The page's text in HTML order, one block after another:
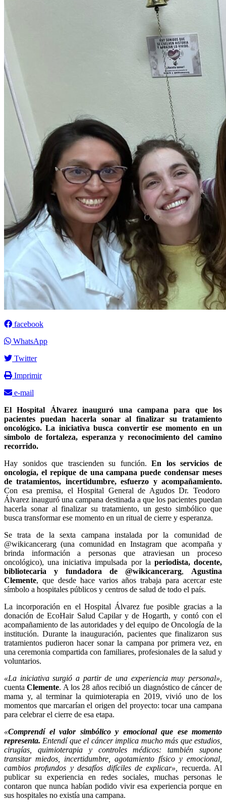
facebook
WhatsApp
Twitter
Imprimir
e-mail
El Hospital Álvarez inauguró una campana para que los
pacientes puedan hacerla sonar al finalizar su tratamiento
oncológico. La iniciativa busca convertir ese momento en un
símbolo de fortaleza, esperanza y reconocimiento del camino
recorrido.
Hay sonidos que trascienden su función.En los servicios de
oncología, el repique de una campana puede condensar meses
de tratamientos, incertidumbre, esfuerzo y acompañamiento.
Con esa premisa, el Hospital General de Agudos Dr. Teodoro
Álvarez inauguró una campana destinada a que los pacientes puedan
hacerla sonar al finalizar su tratamiento, un gesto simbólico que
busca transformar ese momento en un ritual de cierre y esperanza.
Se trata de la sexta campana instalada por la comunidad de
@wikicancerarg (una comunidad en Instagram que acompaña y
brinda información a personas que atraviesan un proceso
oncológico), una iniciativa impulsada por la periodista, docente,
bibliotecaria y fundadora de @wikicancerarg, Agustina
Clemente, que desde hace varios años trabaja para acercar este
símbolo a hospitales públicos y centros de salud de todo el país.
La incorporación en el Hospital Álvarez fue posible gracias a la
donación de EcoHair Salud Capilar y de Hogarth, y contó con el
acompañamiento de las autoridades y del equipo de Oncología de la
institución. Durante la inauguración, pacientes que finalizaron sus
tratamientos pudieron hacer sonar la campana por primera vez, en
una ceremonia compartida con familiares, profesionales de la salud y
voluntarios.
«La iniciativa surgió a partir de una experiencia muy personal»,
cuentaClemente. A los 28 años recibió un diagnóstico de cáncer de
mama y, al terminar la quimioterapia en 2019, vivió uno de los
momentos que marcarían el origen del proyecto: tocar una campana
para celebrar el cierre de esa etapa.
«Comprendí el valor simbólico y emocional que ese momento
representa. Entendí que el cáncer implica mucho más que estudios,
cirugías, quimioterapia y controles médicos: también supone
transitar miedos, incertidumbre, agotamiento físico y emocional,
cambios profundos y desafíos difíciles de explicar»,
recuerda. Al
publicar su experiencia en redes sociales, muchas personas le
contaron que nunca habían podido vivir esa experiencia porque en
sus hospitales no existía una campana.